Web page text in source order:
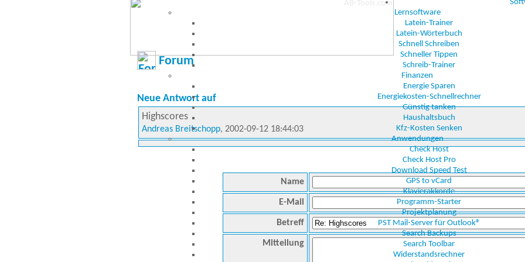
Lernsoftware
Latein-Trainer
Latein-Wörterbuch
Schnell Schreiben
Schneller Tippen
Schreib-Trainer
Finanzen
Energie Sparen
Energiekosten-Schnellrechner
Günstig tanken
Haushaltsbuch
Kfz-Kosten Senken
Anwendungen
Check Host
Check Host Pro
Download Speed Test
GPS to vCard
Klavierakkorde
Programm-Starter
Projektplanung
PST Mail-Server für Outlook®
Search Backups
Search Toolbar
Widerstandsrechner
Forum
Neue Antwort auf
Highscores
Andreas Breitschopp, 2002-09-12 18:44:03
Name
E-Mail
Betreff
Mitteilung